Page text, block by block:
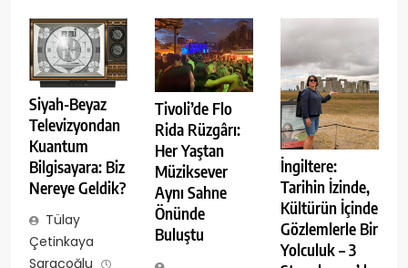
Siyah-Beyaz
Televizyondan
Kuantum
Bilgisayara: Biz
Nereye Geldik?
Tülay
Çetinkaya
Saraçoğlu
Tivoli’de Flo
Rida Rüzgârı:
Her Yaştan
Müziksever
Aynı Sahne
Önünde
Buluştu
İngiltere:
Tarihin İzinde,
Kültürün İçinde
Gözlemlerle Bir
Yolculuk – 3